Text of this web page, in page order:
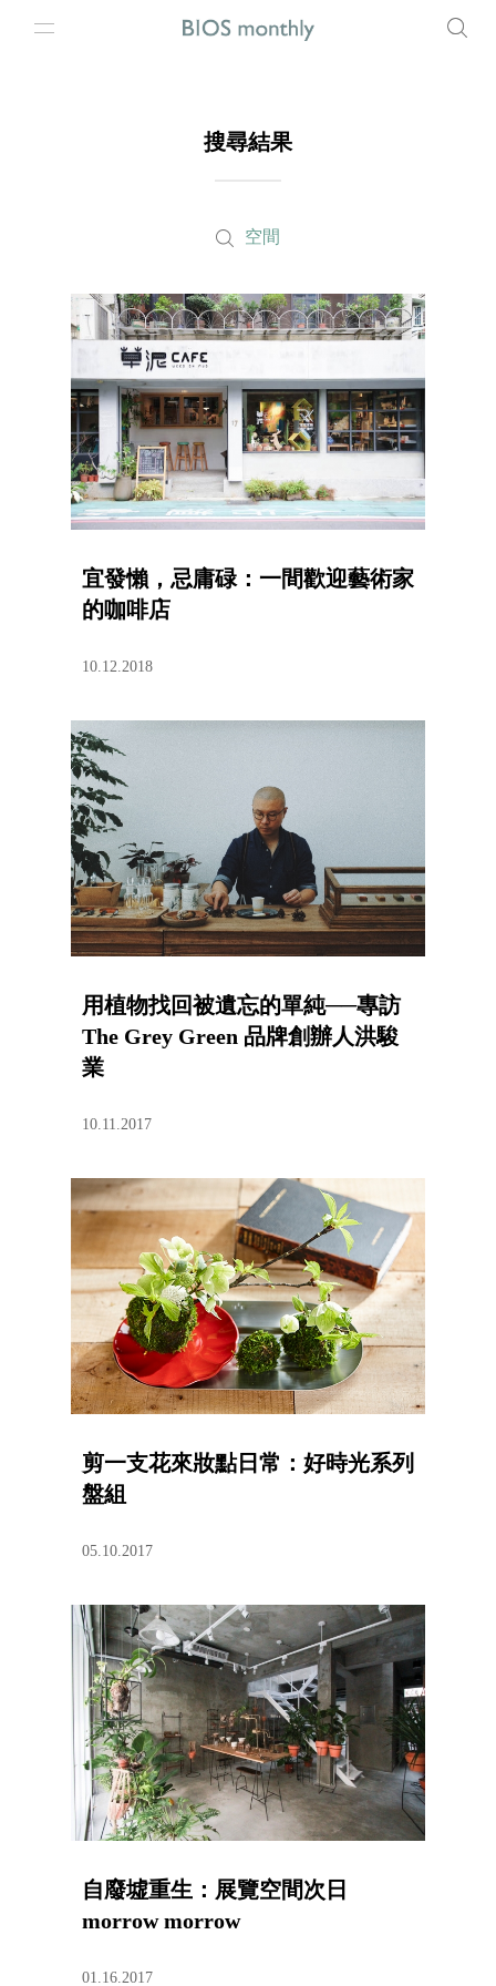
搜尋結果
空間
宜發懶，忌庸碌：一間歡迎藝術家
的咖啡店
10.12.2018
用植物找回被遺忘的單純──專訪
The Grey Green 品牌創辦人洪駿
業
10.11.2017
剪一支花來妝點日常：好時光系列
盤組
05.10.2017
自廢墟重生：展覽空間次日
morrow morrow
01.16.2017